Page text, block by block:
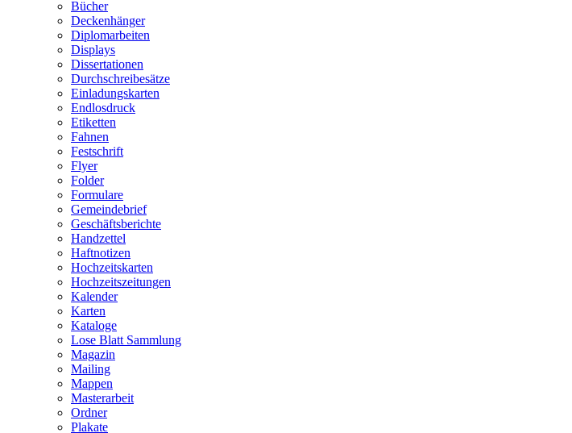
Bücher
Deckenhänger
Diplomarbeiten
Displays
Dissertationen
Durchschreibesätze
Einladungskarten
Endlosdruck
Etiketten
Fahnen
Festschrift
Flyer
Folder
Formulare
Gemeindebrief
Geschäftsberichte
Handzettel
Haftnotizen
Hochzeitskarten
Hochzeitszeitungen
Kalender
Karten
Kataloge
Lose Blatt Sammlung
Magazin
Mailing
Mappen
Masterarbeit
Ordner
Plakate